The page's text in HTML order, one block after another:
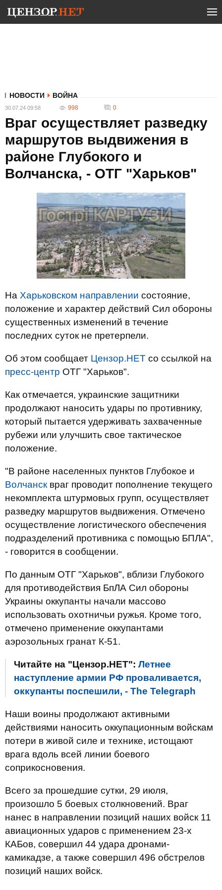
НОВОСТИ ВОЙНА
30.07.24 09:58 998 0
Враг осуществляет разведку
маршрутов выдвижения в
районе Глубокого и
Волчанска, - ОТГ "Харьков"
На Харьковском направлении состояние,
положение и характер действий Сил обороны
существенных изменений в течение
последних суток не претерпели.
Об этом сообщает Цензор.НЕТ со ссылкой на
пресс-центр ОТГ "Харьков".
Как отмечается, украинские защитники
продолжают наносить удары по противнику,
который пытается удерживать захваченные
рубежи или улучшить свое тактическое
положение.
"В районе населенных пунктов Глубокое и
Волчанск враг проводит пополнение текущего
некомплекта штурмовых групп, осуществляет
разведку маршрутов выдвижения. Отмечено
осуществление логистического обеспечения
подразделений противника с помощью БПЛА",
- говорится в сообщении.
По данным ОТГ "Харьков", вблизи Глубокого
для противодействия БпЛА Сил обороны
Украины оккупанты начали массово
использовать охотничьи ружья. Кроме того,
отмечено применение оккупантами
аэрозольных гранат К-51.
Читайте на "Цензор.НЕТ": Летнее
наступление армии РФ проваливается,
оккупанты поспешили, - The Telegraph
Наши воины продолжают активными
действиями наносить оккупационным войскам
потери в живой силе и технике, истощают
врага вдоль всей линии боевого
соприкосновения.
Всего за прошедшие сутки, 29 июля,
произошло 5 боевых столкновений. Враг
нанес в направлении позиций наших войск 11
авиационных ударов с применением 23-х
КАБов, совершил 44 удара дронами-
камикадзе, а также совершил 496 обстрелов
позиций наших войск.